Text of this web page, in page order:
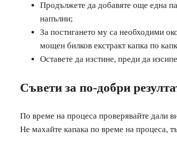
Продължете да добавяте още една
напълни;
За постигането му са необходими
мощен билков екстракт капка по
Оставете да изстине, преди да
Съвети за по-добри
По време на процеса проверявайте дали
Не махайте капака по време на процеса,